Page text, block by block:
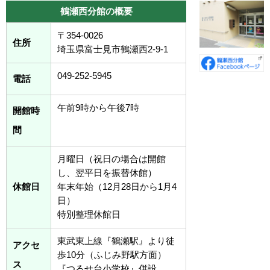
鶴瀬西分館の概要
住所
〒354-0026
埼玉県富士見市鶴瀬西2-9-1
電話 049-252-5945
開館時
間
午前9時から午後7時
休館日
月曜日（祝日の場合は開館
し、翌平日を振替休館）
年末年始（12月28日から1月4
日）
特別整理休館日
アクセ
ス
東武東上線『鶴瀬駅』より徒
歩10分（ふじみ野駅方面）